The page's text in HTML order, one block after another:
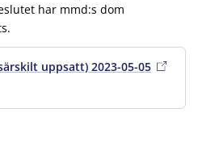
har mmd:s dom
uppsatt) 2023-05-05